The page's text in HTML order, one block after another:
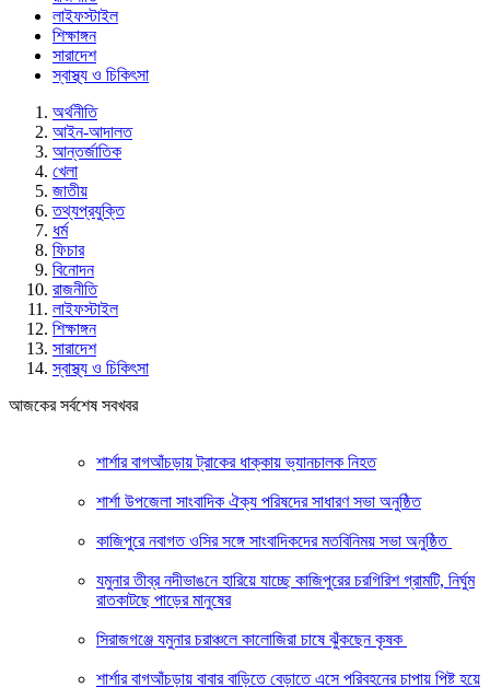
লাইফস্টাইল
শিক্ষাঙ্গন
সারাদেশ
স্বাস্থ্য ও চিকিৎসা
অর্থনীতি
আইন-আদালত
আন্তর্জাতিক
খেলা
জাতীয়
তথ্যপ্রযুক্তি
ধর্ম
ফিচার
বিনোদন
রাজনীতি
লাইফস্টাইল
শিক্ষাঙ্গন
সারাদেশ
স্বাস্থ্য ও চিকিৎসা
আজকের সর্বশেষ সবখবর
শার্শার বাগআঁচড়ায় ট্রাকের ধাক্কায় ভ্যানচালক নিহত
শার্শা উপজেলা সাংবাদিক ঐক্য পরিষদের সাধারণ সভা অনুষ্ঠিত
কাজিপুরে নবাগত ওসির সঙ্গে সাংবাদিকদের মতবিনিময় সভা অনুষ্ঠিত
যমুনার তীব্র নদীভাঙনে হারিয়ে যাচ্ছে কাজিপুরের চরগিরিশ গ্রামটি, নির্ঘুম
রাতকাটছে পাড়ের মানুষের
সিরাজগঞ্জে যমুনার চরাঞ্চলে কালোজিরা চাষে ঝুঁকছেন কৃষক
শার্শার বাগআঁচড়ায় বাবার বাড়িতে বেড়াতে এসে পরিবহনের চাপায় পিষ্ট হয়ে